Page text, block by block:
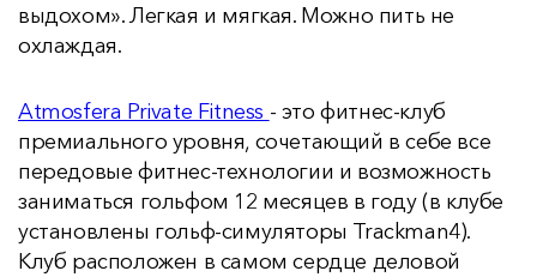
выдохом». Легкая и мягкая. Можно пить не
охлаждая.
Atmosfera Private Fitness - это фитнес-клуб
премиального уровня, сочетающий в себе все
передовые фитнес-технологии и возможность
заниматься гольфом 12 месяцев в году (в клубе
установлены гольф-симуляторы Trackman4).
Клуб расположен в самом сердце деловой